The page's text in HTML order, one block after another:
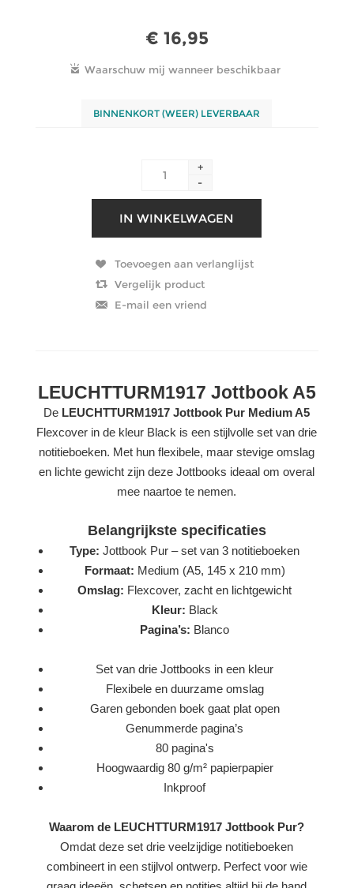
€ 16,95
BINNENKORT (WEER) LEVERBAAR
+
-
LEUCHTTURM1917 Jottbook A5
De LEUCHTTURM1917 Jottbook Pur Medium A5
Flexcover in de kleur Black is een stijlvolle set van drie
notitieboeken. Met hun flexibele, maar stevige omslag
en lichte gewicht zijn deze Jottbooks ideaal om overal
mee naartoe te nemen.
Belangrijkste specificaties
Type: Jottbook Pur – set van 3 notitieboeken
Formaat: Medium (A5, 145 x 210 mm)
Omslag: Flexcover, zacht en lichtgewicht
Kleur: Black
Pagina’s: Blanco
Set van drie Jottbooks in een kleur
Flexibele en duurzame omslag
Garen gebonden boek gaat plat open
Genummerde pagina’s
80 pagina's
Hoogwaardig 80 g/m² papierpapier
Inkproof
Waarom de LEUCHTTURM1917 Jottbook Pur?
Omdat deze set drie veelzijdige notitieboeken
combineert in een stijlvol ontwerp. Perfect voor wie